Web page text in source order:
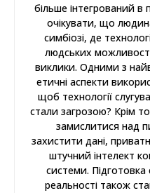
більше інтегрований
очікувати, що
симбіозі, де
людських
виклики. Одними з
етичні аспекти
щоб технології
стали загрозою? Крім
замислитися над
захистити дані,
штучний інтелект
системи. Підготовка
реальності також